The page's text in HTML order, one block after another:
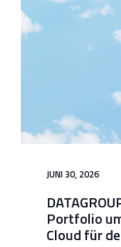
JUNI 30, 2026
Portfolio
Cloud für